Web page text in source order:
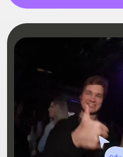
УСПЕЙ ЗАНЯТЬ
СТАРТА
+7